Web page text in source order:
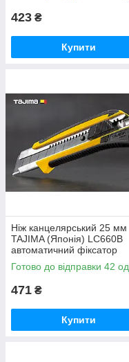
423 ₴
Купити
Ніж канцелярський 25 мм
TAJIMA (Японія) LC660B
автоматичний фіксатор
Готово до відправки 42 од.
471 ₴
Купити